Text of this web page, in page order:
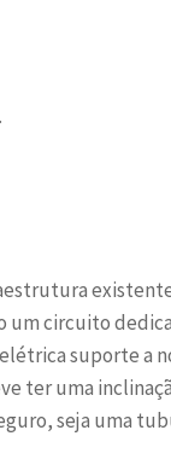
um circuito
suporte a
ter uma
seja uma